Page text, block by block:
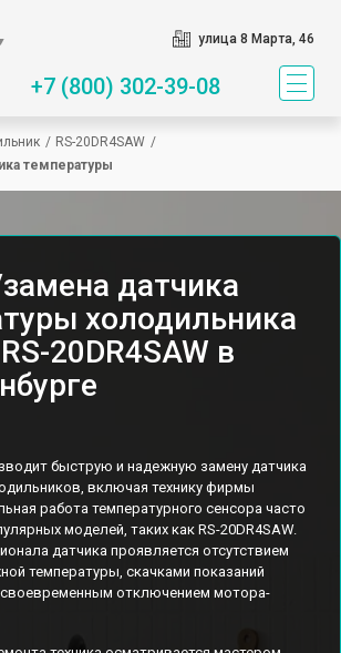
улица 8 Марта, 46
+7 (800) 302-39-08
/ RS-20DR4SAW /
температуры
датчика
холодильника
20DR4SAW в
быструю и надежную замену датчика
включая технику фирмы
работа температурного сенсора часто
моделей, таких как RS-20DR4SAW.
датчика проявляется отсутствием
температуры, скачками показаний
отключением мотора-